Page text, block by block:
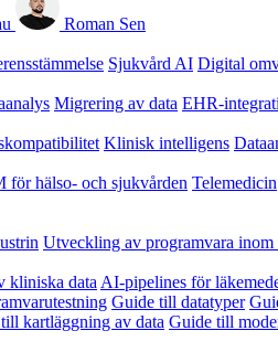
Roman Sen
Sjukvård AI Digital
Migrering av data EHR-
Klinisk intelligens
för hälso- och sjukvården Telemedicin
Utveckling av programvara
kliniska data AI-pipelines för
Guide till datatyper
kartläggning av data Guide till